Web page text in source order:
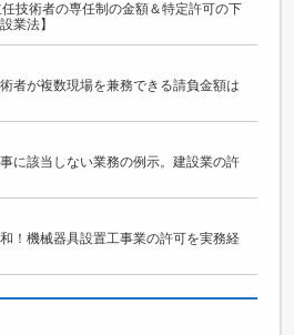
技術者の専任制の金額＆特定許可の下
業法】
者が複数現場を兼務できる請負金額は
事に該当しない業務の例示。建設業の許
和！機械器具設置工事業の許可を実務経